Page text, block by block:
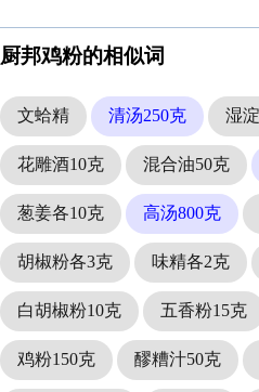
厨邦鸡粉的相似词
文蛤精 清汤250克 湿
花雕酒10克 混合油50克
葱姜各10克 高汤800克
胡椒粉各3克 味精各2克
白胡椒粉10克 五香粉15克
鸡粉150克 醪糟汁50克